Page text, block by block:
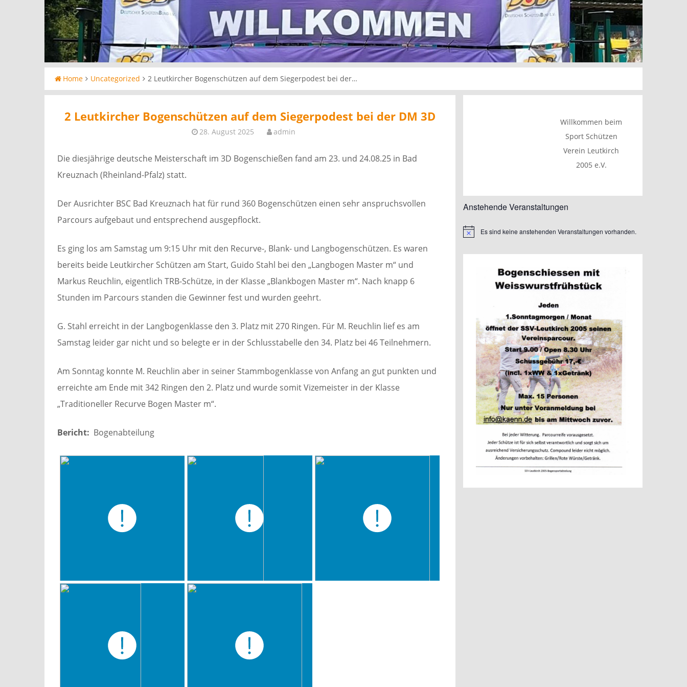
Home Uncategorized 2 Leutkircher Bogenschützen auf dem Siegerpodest bei der…
2 Leutkircher Bogenschützen auf dem Siegerpodest bei der DM 3D
28. August 2025 admin
Die diesjährige deutsche Meisterschaft im 3D Bogenschießen fand am 23. und 24.08.25 in Bad
Kreuznach (Rheinland-Pfalz) statt.
Der Ausrichter BSC Bad Kreuznach hat für rund 360 Bogenschützen einen sehr anspruchsvollen
Parcours aufgebaut und entsprechend ausgepflockt.
Es ging los am Samstag um 9:15 Uhr mit den Recurve-, Blank- und Langbogenschützen. Es waren
bereits beide Leutkircher Schützen am Start, Guido Stahl bei den „Langbogen Master m“ und
Markus Reuchlin, eigentlich TRB-Schütze, in der Klasse „Blankbogen Master m“. Nach knapp 6
Stunden im Parcours standen die Gewinner fest und wurden geehrt.
G. Stahl erreicht in der Langbogenklasse den 3. Platz mit 270 Ringen. Für M. Reuchlin lief es am
Samstag leider gar nicht und so belegte er in der Schlusstabelle den 34. Platz bei 46 Teilnehmern.
Am Sonntag konnte M. Reuchlin aber in seiner Stammbogenklasse von Anfang an gut punkten und
erreichte am Ende mit 342 Ringen den 2. Platz und wurde somit Vizemeister in der Klasse
„Traditioneller Recurve Bogen Master m“.
Bericht: Bogenabteilung
Willkommen beim
Sport Schützen
Verein Leutkirch
2005 e.V.
Anstehende Veranstaltungen
HinweisEs sind keine anstehenden Veranstaltungen vorhanden.